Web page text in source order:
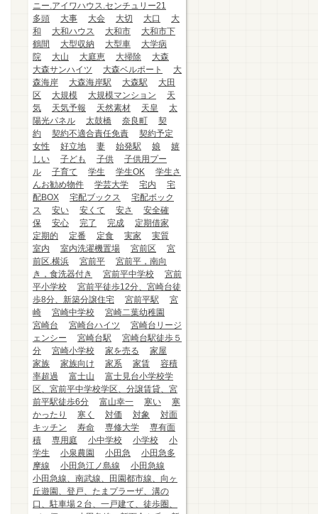
ニー.アイワハウス.センチュリー21
多頭
大事 大会 大切 大口
大
和
大和ハウス 大和市
大和市下
鶴間
大型収納 大型車
大学病
院
大山 大庭恵 大掃除
大森
大森サンハイツ
大森ベルポート
大
森海岸
大森海岸駅 大森駅
大田
区
大規模 大規模マンション
天
気
天気予報 天然素材 天皇
太
陽光パネル
太鼓橋 奈良町
契
約
契約不適合責任免責
契約予定
女性
好立地 妻 始発駅 娘
嬉
しい
子ども 子供
子供用プー
ル
子育て 学生 学生OK
学生さ
んお勧め物件
学芸大学 宅内
宅
配BOX
宅配ブックス
宅配ボック
ス
安い 安くて 安さ
安全確
保
安心 完了 完成
定期借家
定期的
定番 定食 実家
実質
室内
室内洗濯機置場 宮前区
宮
前区.横浜
宮前平
宮前平，南向
き，食洗器付き
宮前平中学校
宮前
平小学校
宮前平徒歩12分、宮崎台徒
歩8分、新築分譲住宅
宮前平駅
宮
崎
宮崎中学校
宮崎二葉幼稚園
宮崎台
宮崎台ハイツ
宮崎台リージ
ェンシー
宮崎台駅
宮崎台駅徒歩５
分
宮崎小学校 家を売る
家屋
家族
家族向け 家系 家賃
容積
率超過
富士山
富士見台小学校学
区、宮前平中学校学区、分譲賃貸、宮
前平駅徒歩6分
富山幸一 寒い
寒
かったり
寒く 対価 対象
対面
キッチン
寿命 専修大学
専有面
積
専用庭 小中学校 小学校
小
学生
小泉農園 小田急
小田急多
摩線
小田急江ノ島線
小田急線
小田急線、南武線、田園都市線、向ヶ
丘遊園、登戸、たまプラーザ、溝の
口、駐車場２台、一戸建て、徒歩圏、